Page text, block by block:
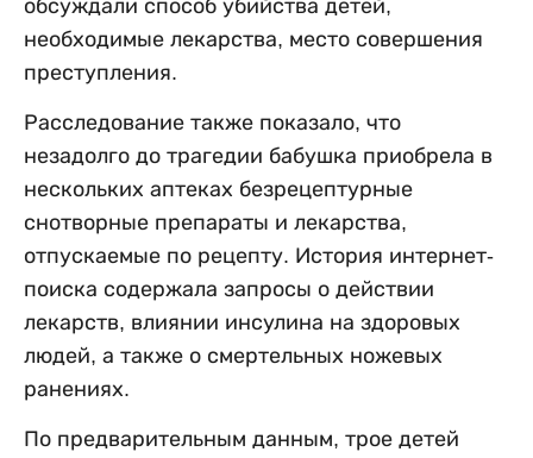
обсуждали способ убийства детей,
необходимые лекарства, место совершения
преступления.
Расследование также показало, что
незадолго до трагедии бабушка приобрела в
нескольких аптеках безрецептурные
снотворные препараты и лекарства,
отпускаемые по рецепту. История интернет-
поиска содержала запросы о действии
лекарств, влиянии инсулина на здоровых
людей, а также о смертельных ножевых
ранениях.
По предварительным данным, трое детей